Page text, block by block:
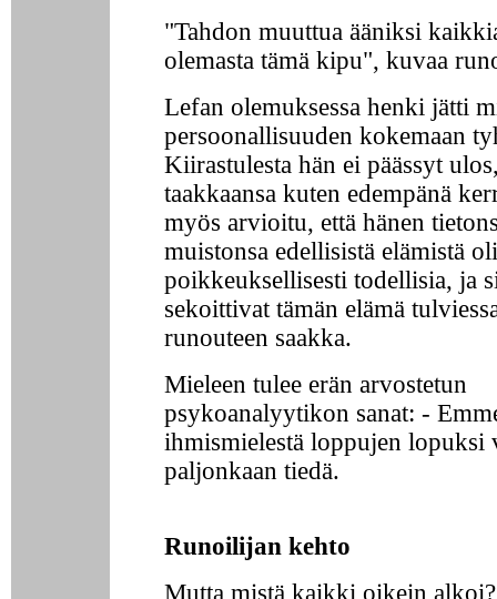
"Tahdon muuttua ääniksi
olemasta tämä kipu", kuvaa
Lefan olemuksessa henki jätti
persoonallisuuden kokemaan
Kiirastulesta hän ei päässyt
taakkaansa kuten edempänä
myös arvioitu, että hänen
muistonsa edellisistä elämistä
poikkeuksellisesti todellisia, ja
sekoittivat tämän elämä
runouteen saakka.
Mieleen tulee erän arvostetun
psykoanalyytikon sanat: -
ihmismielestä loppujen lopuksi
paljonkaan tiedä.
Runoilijan kehto
Mutta mistä kaikki oikein